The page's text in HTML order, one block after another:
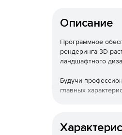
Описание
Программное
рендеринга 3D-
ландшафтного
Будучи
главных